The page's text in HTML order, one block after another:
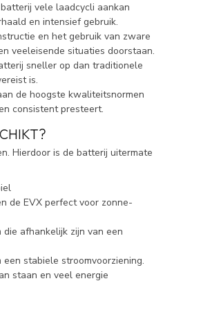
vele laadcycli aankan
en intensief gebruik.
en het gebruik van zware
veeleisende situaties doorstaan.
sneller op dan traditionele
is.
de hoogste kwaliteitsnormen
consistent presteert.
Hierdoor is de batterij uitermate
de EVX perfect voor zonne-
afhankelijk zijn van een
stabiele stroomvoorziening.
staan en veel energie